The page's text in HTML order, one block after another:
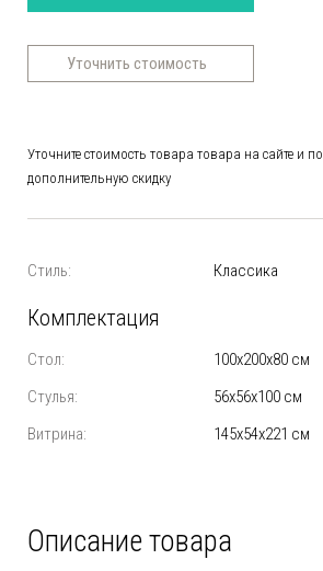
Уточнить стоимость
Уточните стоимость товара товара на сайте и
дополнительную скидку
Стиль: Классика
Комплектация
Стол:
100х200х80 см
Стулья:
56х56х100 см
Витрина:
145х54х221 см
Описание товара